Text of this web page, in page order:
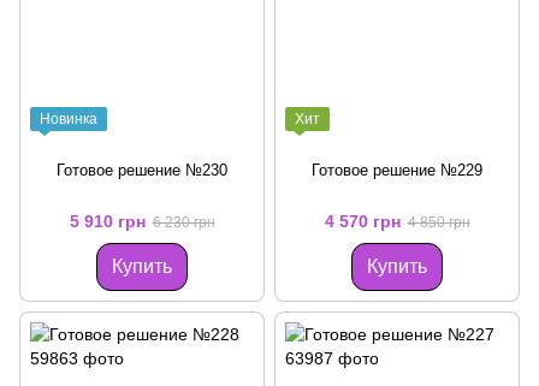
Новинка
Готовое решение №230
5 910 грн 6 230 грн
Купить
Хит
Готовое решение №229
4 570 грн 4 850 грн
Купить